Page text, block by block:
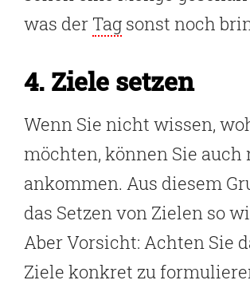
was der Tag sonst noch
4. Ziele setzen
Wenn Sie nicht wissen,
möchten, können Sie auch
ankommen. Aus diesem
das Setzen von Zielen so
Aber Vorsicht: Achten Sie
Ziele konkret zu